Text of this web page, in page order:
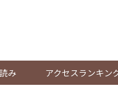
み アクセスランキン